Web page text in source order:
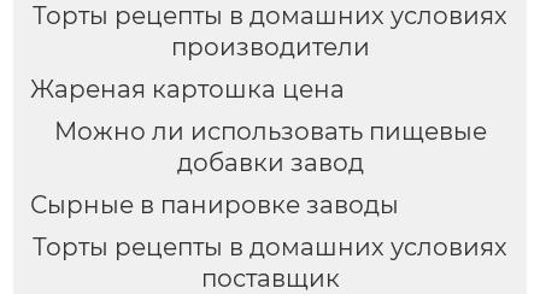
Торты рецепты в домашних условиях
производители
Жареная картошка цена
Можно ли использовать пищевые
добавки завод
Сырные в панировке заводы
Торты рецепты в домашних условиях
поставщик